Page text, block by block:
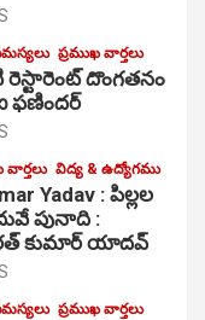
ప్రముఖ వార్తలు
రెస్టారెంట్ దొంగతనం
ఫణిందర్
వార్తలు విద్య & ఉద్యోగము
Yadav : పిల్లల
పునాది :
కుమార్ యాదవ్
ప్రముఖ వార్తలు